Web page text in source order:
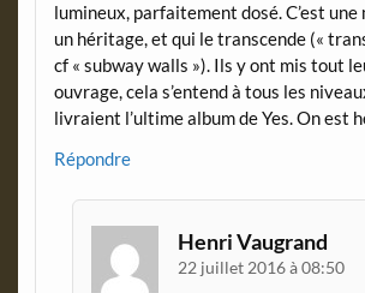
lumineux, parfaitement dosé. C’est une
un héritage, et qui le transcende («
cf « subway walls »). Ils y ont mis tout
ouvrage, cela s’entend à tous les
livraient l’ultime album de Yes. On est
Répondre
Henri Vaugrand
22 juillet 2016 à 08:50